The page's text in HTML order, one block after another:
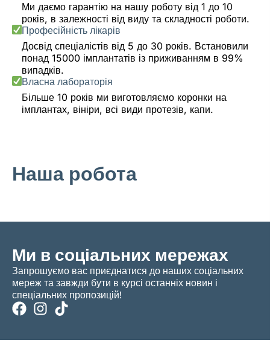
Ми даємо гарантію на нашу роботу від 1 до 10
років, в залежності від виду та складності роботи.
Професійність лікарів
Досвід спеціалістів від 5 до 30 років. Встановили
понад 15000 імплантатів із приживанням в 99%
випадків.
Власна лабораторія
Більше 10 років ми виготовляємо коронки на
імплантах, вініри, всі види протезів, капи.
Наша робота
Ми в соціальних мережах
Запрошуємо вас приєднатися до наших соціальних
мереж та завжди бути в курсі останніх новин і
спеціальних пропозицій!